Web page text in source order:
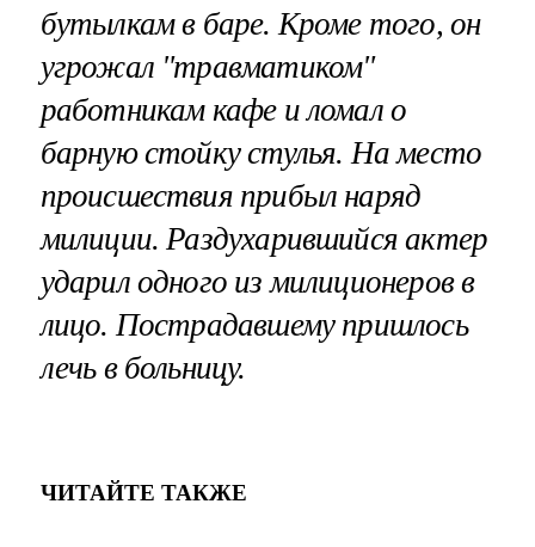
бутылкам в баре. Кроме того, он
угрожал "травматиком"
работникам кафе и ломал о
барную стойку стулья. На место
происшествия прибыл наряд
милиции. Раздухарившийся актер
ударил одного из милиционеров в
лицо. Пострадавшему пришлось
лечь в больницу.
ЧИТАЙТЕ ТАКЖЕ